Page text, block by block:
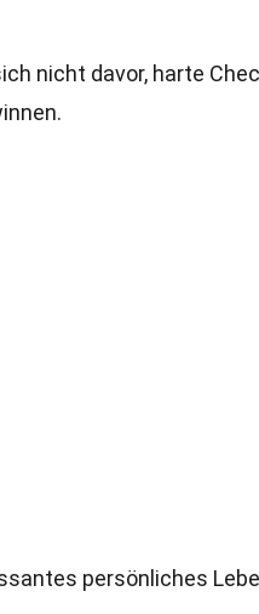
nicht davor, harte
persönliches